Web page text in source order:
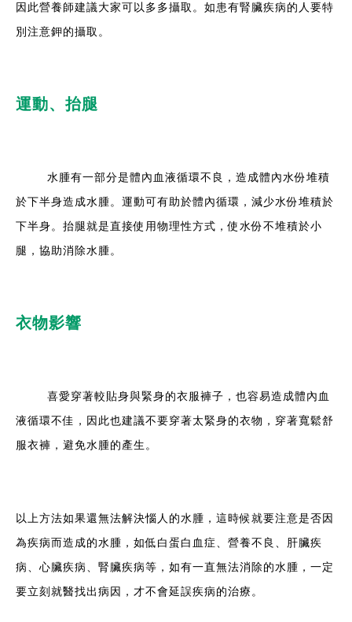
因此營養師建議大家可以多多攝取。如患有腎臟疾病的人要特
別注意鉀的攝取。
運動、抬腿
水腫有一部分是體內血液循環不良，造成體內水份堆積
於下半身造成水腫。運動可有助於體內循環，減少水份堆積於
下半身。抬腿就是直接使用物理性方式，使水份不堆積於小
腿，協助消除水腫。
衣物影響
喜愛穿著較貼身與緊身的衣服褲子，也容易造成體內血
液循環不佳，因此也建議不要穿著太緊身的衣物，穿著寬鬆舒
服衣褲，避免水腫的產生。
以上方法如果還無法解決惱人的水腫，這時候就要注意是否因
為疾病而造成的水腫，如低白蛋白血症、營養不良、肝臟疾
病、心臟疾病、腎臟疾病等，如有一直無法消除的水腫，一定
要立刻就醫找出病因，才不會延誤疾病的治療。